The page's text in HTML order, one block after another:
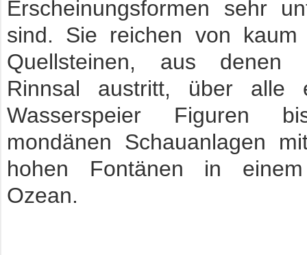
Erscheinungsformen sehr
sind. Sie reichen von kaum
Quellsteinen, aus denen
Rinnsal austritt, über alle
Wasserspeier Figuren
mondänen Schauanlagen
hohen Fontänen in
Ozean.